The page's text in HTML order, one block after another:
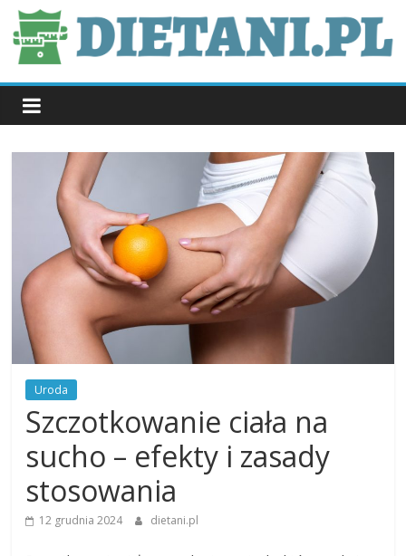
Skip
to
content
dietani.pl
Uroda
Szczotkowanie ciała na
sucho – efekty i zasady
stosowania
12 grudnia 2024 dietani.pl